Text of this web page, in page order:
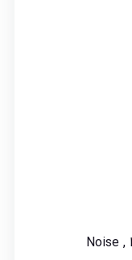
میکروفون , کلید مدیریت میزان صدا , Noise